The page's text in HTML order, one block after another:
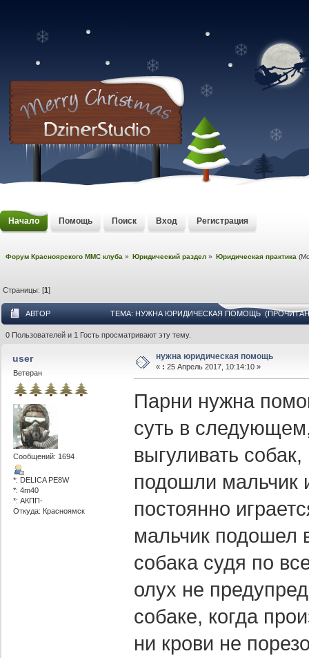
Начало Помощь Поиск Вход Регистрация
Форум Красноярского MMC клуба » Юридический раздел » Юридическая практика
Страницы: [1]
АВТОР ТЕМА: НУЖНА ЮРИДИЧЕСКАЯ ПОМОЩЬ
0 Пользователей и 1 Гость просматривают эту тему.
user
Ветеран
Сообщений: 1694
*: DELICA PE8W
*: 4m40
*: АКПП-
Откуда: Красноямск
нужна юридическая помощь
« : 25 Апрель 2017, 10:14:10 »
Парни нужна
суть в
выгуливать
подошли мальчик
постоянно
мальчик подошел
собака судя по
олух не
собаке, когда
ни крови не